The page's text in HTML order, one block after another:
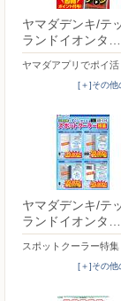
ヤマダデンキ/テ
ランドイオンタ…
ヤマダアプリでポイ活
[＋]その他
ヤマダデンキ/テ
ランドイオンタ…
スポットクーラー特集
[＋]その他